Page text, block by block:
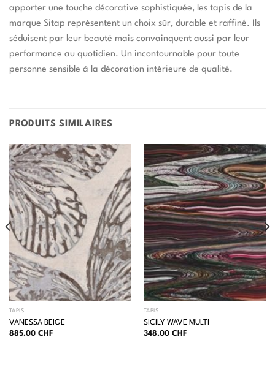
apporter une touche décorative sophistiquée, les tapis de la
marque Sitap représentent un choix sûr, durable et raffiné. Ils
séduisent par leur beauté mais convainquent aussi par leur
performance au quotidien. Un incontournable pour toute
personne sensible à la décoration intérieure de qualité.
PRODUITS SIMILAIRES
TAPIS
VANESSA BEIGE
885.00 CHF
TAPIS
SICILY WAVE MULTI
348.00 CHF